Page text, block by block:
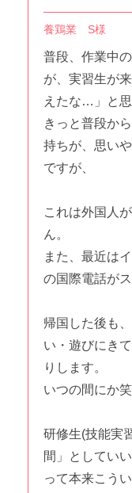
養鶏業 S様
普段、作業中
が、実習生が
えたな…」と思
きっと普段か
持ちが、思い
ですが、
これは外国人
ん。
また、最近は
の国際電話が
帰国した後も
い・遊びにき
りします。
いつの間にか
研修生(技能実
間」としてい
って本来こう